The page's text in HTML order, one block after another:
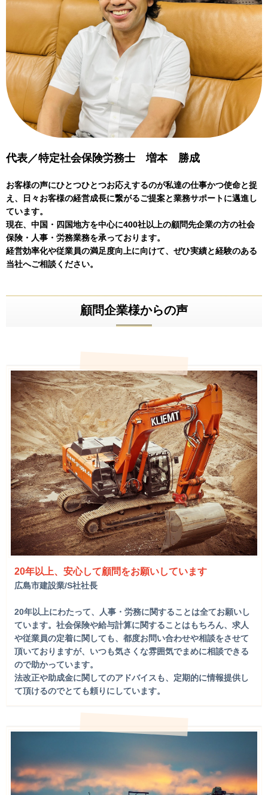
代表／特定社会保険労務士 増本 勝成
お客様の声にひとつひとつお応えするのが私達の仕事かつ使命と捉
え、日々お客様の経営成長に繋がるご提案と業務サポートに邁進し
ています。
現在、中国・四国地方を中心に400社以上の顧問先企業の方の社会
保険・人事・労務業務を承っております。
経営効率化や従業員の満足度向上に向けて、ぜひ実績と経験のある
当社へご相談ください。
顧問企業様からの声
20年以上、安心して顧問をお願いしています
広島市建設業/S社社長
20年以上にわたって、人事・労務に関することは全てお願いし
ています。社会保険や給与計算に関することはもちろん、求人
や従業員の定着に関しても、都度お問い合わせや相談をさせて
頂いておりますが、いつも気さくな雰囲気でまめに相談できる
ので助かっています。
法改正や助成金に関してのアドバイスも、定期的に情報提供し
て頂けるのでとても頼りにしています。